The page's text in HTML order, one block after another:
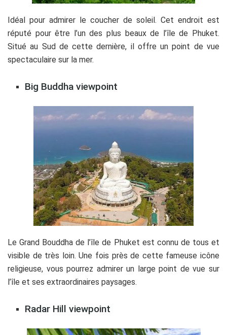
Idéal pour admirer le coucher de soleil. Cet endroit est
réputé pour être l’un des plus beaux de l’île de Phuket.
Situé au Sud de cette dernière, il offre un point de vue
spectaculaire sur la mer.
Big Buddha viewpoint
Le Grand Bouddha de l’île de Phuket est connu de tous et
visible de très loin. Une fois près de cette fameuse icône
religieuse, vous pourrez admirer un large point de vue sur
l’île et ses extraordinaires paysages.
Radar Hill viewpoint